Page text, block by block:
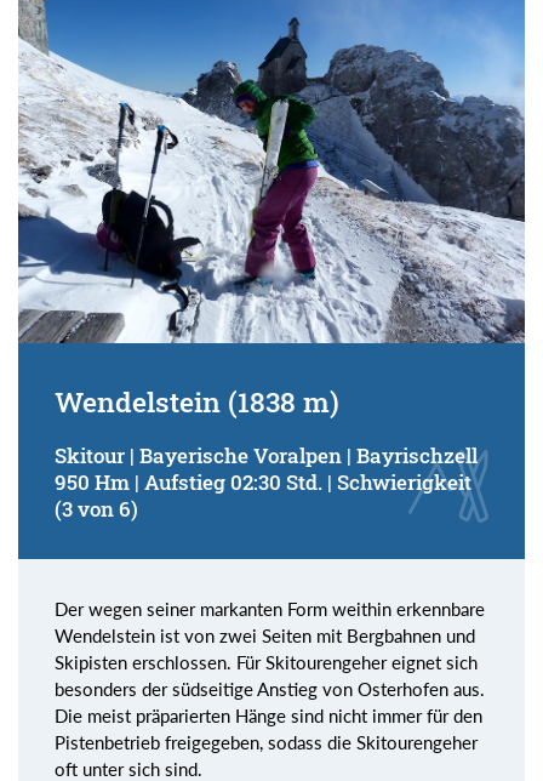
Wendelstein (1838 m)
Skitour | Bayerische Voralpen | Bayrischzell
950 Hm | Aufstieg 02:30 Std. | Schwierigkeit
(3 von 6)
Der wegen seiner markanten Form weithin erkennbare
Wendelstein ist von zwei Seiten mit Bergbahnen und
Skipisten erschlossen. Für Skitourengeher eignet sich
besonders der südseitige Anstieg von Osterhofen aus.
Die meist präparierten Hänge sind nicht immer für den
Pistenbetrieb freigegeben, sodass die Skitourengeher
oft unter sich sind.